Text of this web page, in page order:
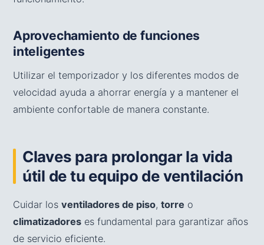
Aprovechamiento de funciones
inteligentes
Utilizar el temporizador y los diferentes modos de
velocidad ayuda a ahorrar energía y a mantener el
ambiente confortable de manera constante.
Claves para prolongar la vida
útil de tu equipo de ventilación
Cuidar los ventiladores de piso, torre o
climatizadores es fundamental para garantizar años
de servicio eficiente.